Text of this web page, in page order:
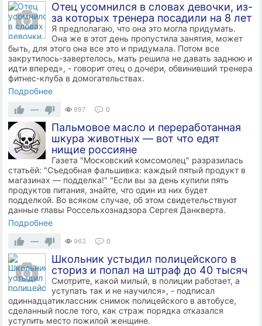
Отец усомнился в словах девочки, из-
за которых тренера посадили на 8 лет
Я предполагаю, что она это могла придумать.
Она же в этот день пропустила занятия, может
быть, для этого она все это и придумала. Потом все
закрутилось-завертелось, мать решила не давать заднюю и
идти вперед», - говорит отец о дочери, обвинивший тренера
фитнес-клуба в домогательствах.
Подробнее
—
897 0
Пальмовое масло и переработанная
шкура животных — вот что едят
нищие россияне
Газета "Московский комсомолец" разразилась
статьёй: "Съедобная фальшивка: каждый пятый продукт в
магазинах — подделка!" "Если вы за день купили пять
продуктов питания, знайте, что один из них будет
подделкой. Во всяком случае, об этом свидетельствуют
данные главы Россельхознадзора Сергея Данкверта.
Подробнее
—
963 0
Школьник устыдил полицейского в
сториз и попал на штраф до 40 тысяч
Смотрите, какой милый, в полиции работает, а
уступать так и не научился», - подписал
одиннадцатиклассник снимок полицейского в автобусе,
сделанный после того, как страж порядка отказался
уступить место пожилой женщине.